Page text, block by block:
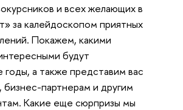
и всех желающих в
за калейдоскопом приятных
Покажем, какими
будут
годы, а также представим вас
бизнес-партнерам и другим
Какие еще сюрпризы мы